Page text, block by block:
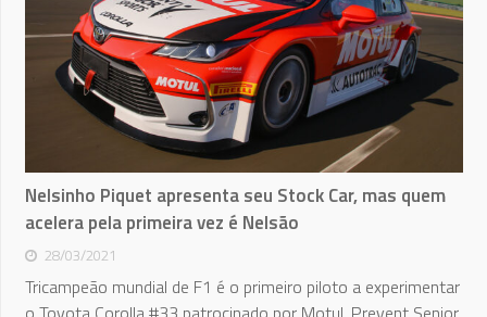
Nelsinho Piquet apresenta seu Stock Car, mas quem
acelera pela primeira vez é Nelsão
28/03/2021
Tricampeão mundial de F1 é o primeiro piloto a experimentar